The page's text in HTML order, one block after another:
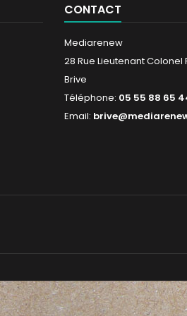
CONTACT
Mediarenew
28 Rue Lieutenant Colonel
Brive
Téléphone: 05 55 88 65
Email: